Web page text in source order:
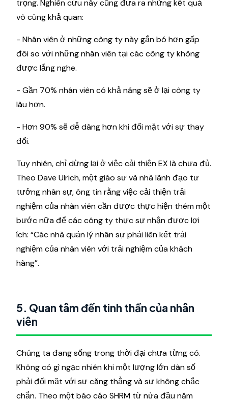
trọng. Nghiên cứu này cũng đưa ra những kết quả
vô cùng khả quan:
- Nhân viên ở những công ty này gắn bó hơn gấp
đôi so với những nhân viên tại các công ty không
được lắng nghe.
- Gần 70% nhân viên có khả năng sẽ ở lại công ty
lâu hơn.
- Hơn 90% sẽ dễ dàng hơn khi đối mặt với sự thay
đổi.
Tuy nhiên, chỉ dừng lại ở việc cải thiện EX là chưa đủ.
Theo Dave Ulrich, một giáo sư và nhà lãnh đạo tư
tưởng nhân sự, ông tin rằng việc cải thiện trải
nghiệm của nhân viên cần được thực hiện thêm một
bước nữa để các công ty thực sự nhận được lợi
ích: “Các nhà quản lý nhân sự phải liên kết trải
nghiệm của nhân viên với trải nghiệm của khách
hàng”.
5. Quan tâm đến tinh thần của nhân
viên
Chúng ta đang sống trong thời đại chưa từng có.
Không có gì ngạc nhiên khi một lượng lớn dân số
phải đối mặt với sự căng thẳng và sự không chắc
chắn. Theo một báo cáo SHRM từ nửa đầu năm